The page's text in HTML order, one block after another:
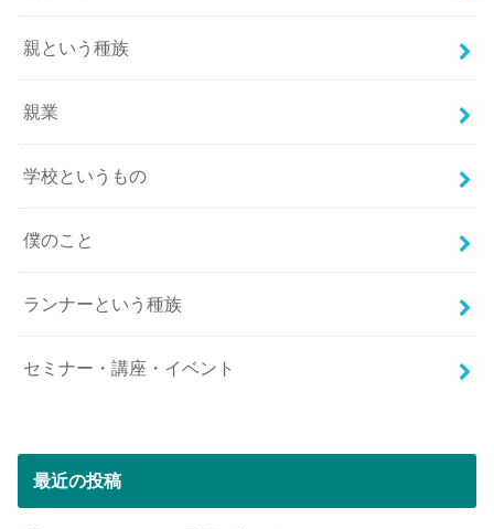
親という種族
親業
学校というもの
僕のこと
ランナーという種族
セミナー・講座・イベント
最近の投稿